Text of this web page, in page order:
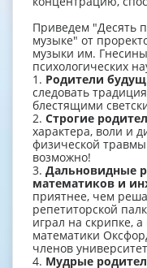
Приведем "Десять
музыке" от
музыки им.
психологических
1. Родители
следовать
блестящими
2. Строгие
характера, воли и
физической
возможно!
3. Дальновидные
математиков и
приятнее, чем
репетиторской
играл на скрипке,
математики
членов
4. Мудрые